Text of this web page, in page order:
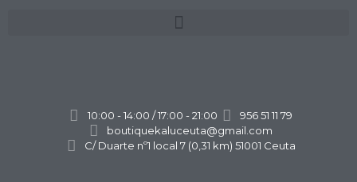
10:00 - 14:00 / 17:00 - 21:00
956 51 11 79
boutiquekaluceuta@gmail.com
C/ Duarte nº1 local 7 (0,31 km) 51001 Ceuta